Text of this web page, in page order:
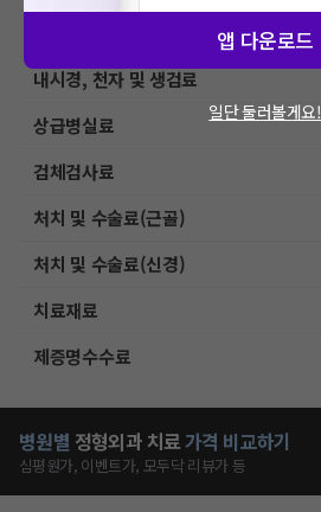
초음파 검사료(유도 초음파)
내시경, 천자 및 생검료
상급병실료
검체검사료
처치 및 수술료(근골)
처치 및 수술료(신경)
치료재료
제증명수수료
병원별 정형외과 치료가격 비교하기
심평원가, 이벤트가, 모두닥 리뷰가 등
앱 다운로드
일단 둘러볼게요!